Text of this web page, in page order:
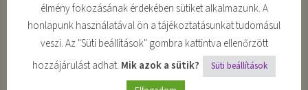
Önismeret, önfejlesztés
Közös emberi célunk önazonossá válni és
harmonikus életet élni. Segítünk az
élmény fokozásának érdekében sütiket alkalmazunk. A
honlapunk használatával ön a tájékoztatásunkat tudomásul
veszi. Az "Süti beállítások" gombra kattintva ellenőrzött
hozzájárulást adhat. Mik azok a sütik?
Süti beállítások